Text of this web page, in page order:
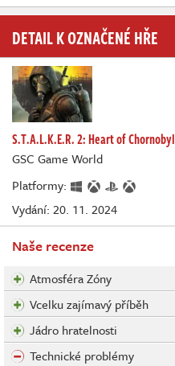
DETAIL K OZNAČENÉ HŘE
S.T.A.L.K.E.R. 2: Heart of Chornobyl
GSC Game World
Platformy:
Vydání: 20. 11. 2024
Naše recenze
Atmosféra Zóny
Vcelku zajímavý příběh
Jádro hratelnosti
Technické problémy